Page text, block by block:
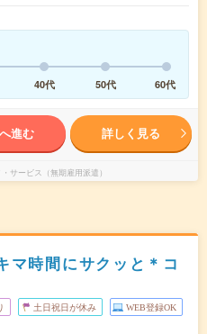
40代 50代 60代
進む 詳しく見る
サービス（無期雇用派遣）
マ時間にサクッと＊コ
土日祝日が休み WEB登録OK